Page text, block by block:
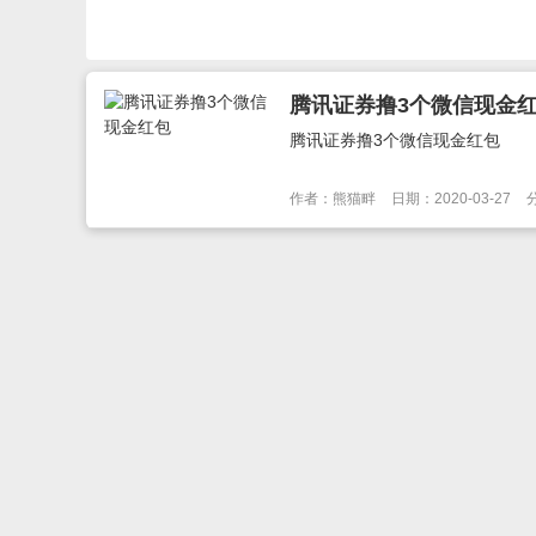
腾讯证券撸3个微信现金
腾讯证券撸3个微信现金红包
作者：熊猫畔 日期：2020-03-27